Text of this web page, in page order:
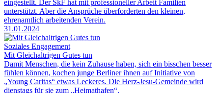
eingestellt. Der SkF hat mit professioneller Arbeit Familien
unterstützt. Aber die Ansprüche überforderten den kleinen,
ehrenamtlich arbeitenden Verein.
31.01.2024
Soziales Engagement
Mit Gleichaltrigen Gutes tun
Damit Menschen, die kein Zuhause haben, sich ein bisschen besser
fühlen können, kochen junge Berliner ihnen auf Initiative von
„Young Caritas“ etwas Leckeres. Die Herz-Jesu-Gemeinde wird
dienstags für sie zum „Heimathafen“.